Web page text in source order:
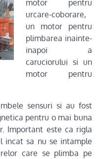
motor pentru
urcare-coborare,
un motor pentru
plimbarea inainte-
inapoi a
caruciorului si un
motor pentru
sensuri si au fost
pentru o mai buna
Important este ca rigla
incat sa nu se intample
care se plimba pe